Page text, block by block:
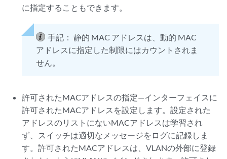
に指定することもできます。
手記： 静的 MAC アドレスは、動的 MAC
アドレスに指定した制限にはカウントされま
せん。
許可されたMACアドレスの指定—インターフェイスに
許可されたMACアドレスを設定します。設定された
アドレスのリストにないMACアドレスは学習され
ず、スイッチは適切なメッセージをログに記録しま
す。許可されたMACアドレスは、VLANの外部に登録